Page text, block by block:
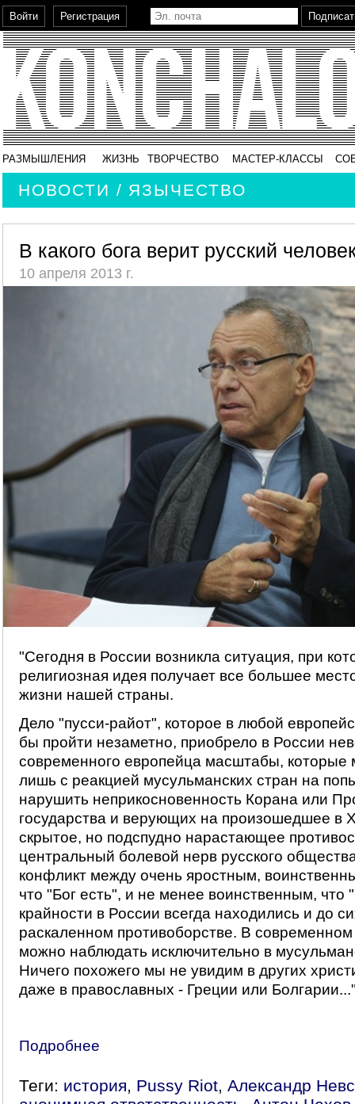
РАЗМЫШЛЕНИЯ ЖИЗНЬ ТВОРЧЕСТВО МАСТЕР-КЛАССЫ
НОВОСТИ / ЯЗЫЧЕСТВО
В какого бога верит русский
10 апреля 2013 г.
"Сегодня в России возникла ситуация, при
религиозная идея получает все большее
жизни нашей страны.
Дело "пусси-райот", которое в любой
бы пройти незаметно, приобрело в России
современного европейца масштабы, которые
лишь с реакцией мусульманских стран на
нарушить неприкосновенность Корана или
государства и верующих на произошедшее в
скрытое, но подспудно нарастающее
центральный болевой нерв русского
конфликт между очень яростным,
что "Бог есть", и не менее воинственным, что
крайности в России всегда находились и до
раскаленном противоборстве. В
можно наблюдать исключительно в
Ничего похожего мы не увидим в других
даже в православных - Греции или
Подробнее
Теги: история, Pussy Riot, Александр